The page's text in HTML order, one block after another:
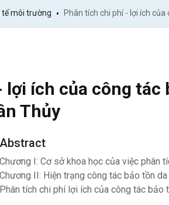
tế môi trường
ích của công tác
Thủy
Abstract
Chương I: Cơ sở khoa học của việc phân
Chương II: Hiện trạng công tác bảo tồn
Phân tích chi phí lợi ích của công tác bảo